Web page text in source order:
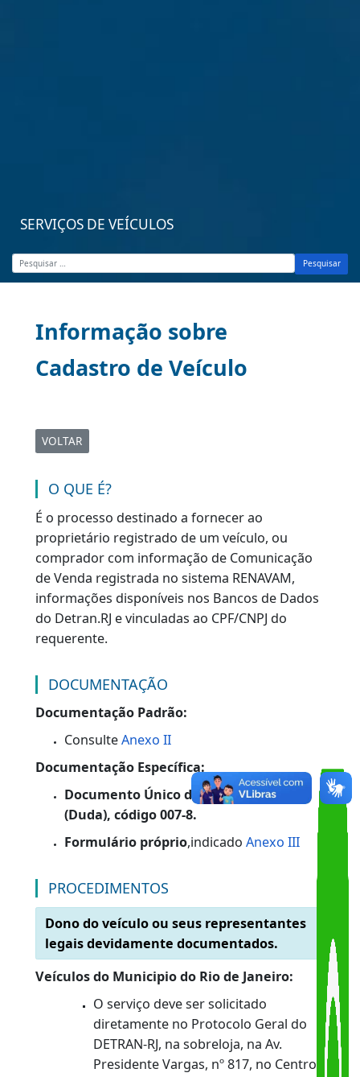
SERVIÇOS DE VEÍCULOS
Pesquisar
Cadastro de Veículo
VOLTAR
O QUE É?
É o processo destinado a fornecer ao
proprietário registrado de um veículo, ou
de Venda registrada no sistema RENAVAM,
informações disponíveis nos Bancos de Dados
do Detran.RJ e vinculadas ao CPF/CNPJ do
requerente.
DOCUMENTAÇÃO
Documentação Padrão:
Documentação Específica:
Documento Único de Arrecadação
(Duda), código 007-8.
Formulário próprio,indicadoAnexo III
PROCEDIMENTOS
Dono do veículo ou seus representantes